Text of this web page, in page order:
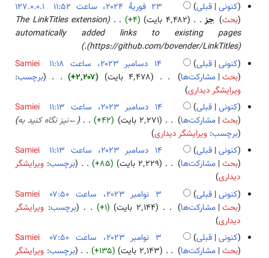
ر
ا
ی
ش
ۀ
و
ی
ر
ا
ی
ش
ل
ا
ص
ۀ
و
ی
ر
ا
ی
ش
۲
۴
د
و
ن
خ
ا
ص
ۀ
و
ی
ر
ا
ی
ش
۴
کنونی قبلی
127.0.0.1
بحث
جز ۴٬۴۸۲ بایت +۴
The LinkTitles extension
automatically added links to existing pages
(https://github.com/bovender/LinkTitles).
د
کنونی قبلی
Samiei
بحث مشارکت‌ها ۴٬۴۷۸ بایت
+۲٬۲۰۷
ب
د
و
ن
خ
ل
ا
ص
ۀ
و
ی
ر
ا
برچسب:
ویرایشگر دیداری
کنونی قبلی ‏۱۴ دسامبر ۲۰۲۳، ساعت ۱۱:۱۳
Samiei
بحث مشارکت‌ها ۲٬۲۷۱ بایت +۴۲ ←نیز نگاه کنید به
برچسب:ویرایشگر دیداری
کنونی قبلی ‏۱۴ دسامبر ۲۰۲۳، ساعت ۱۱:۱۳
Samiei
بحث مشارکت‌ها ۲٬۲۲۹ بایت
+۸۵
ب
د
و
ن
خ
ل
برچسب: ویرایشگر
دیداری
کنونی قبلی
Samiei
بحث مشارکت‌ها ۲٬۱۴۴ بایت
+۱
ب
د
و
برچسب: ویرایشگر
دیداری
کنونی قبلی
Samiei
بحث مشارکت‌ها ۲٬۱۴۳ بایت
+۱۳۵
برچسب: ویرایشگر